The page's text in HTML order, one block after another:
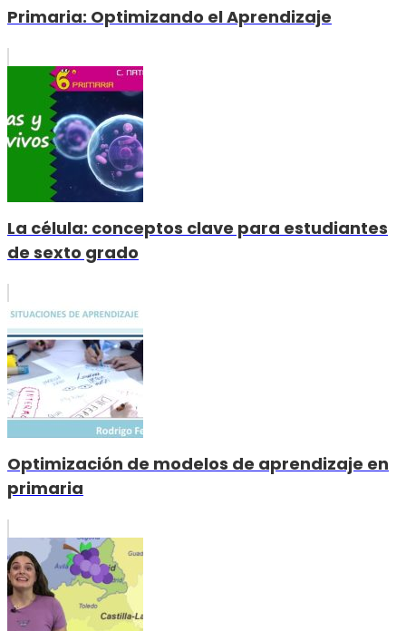
Primaria: Optimizando el Aprendizaje
La célula: conceptos clave para estudiantes
de sexto grado
Optimización de modelos de aprendizaje en
primaria